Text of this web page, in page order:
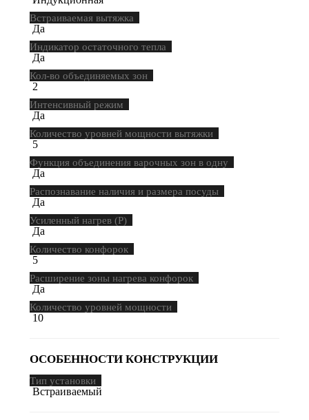
Встраиваемая вытяжка
Да
Индикатор остаточного тепла
Да
Кол-во объединяемых зон
2
Интенсивный режим
Да
Количество уровней мощности вытяжки
5
Функция объединения варочных зон в одну
Да
Распознавание наличия и размера посуды
Да
Усиленный нагрев (P)
Да
Количество конфорок
5
Расширение зоны нагрева конфорок
Да
Количество уровней мощности
10
ОСОБЕННОСТИ КОНСТРУКЦИИ
Тип установки
Встраиваемый